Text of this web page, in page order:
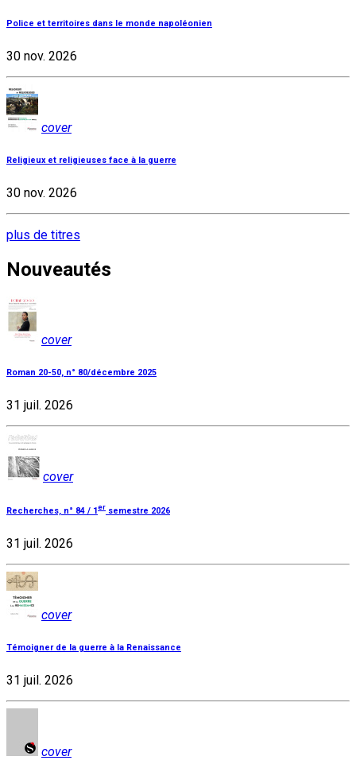
Police et territoires dans le monde napoléonien
30 nov. 2026
cover
Religieux et religieuses face à la guerre
30 nov. 2026
plus de titres
Nouveautés
cover
Roman 20-50, n° 80/décembre 2025
31 juil. 2026
cover
Recherches, n° 84 / 1 er semestre 2026
31 juil. 2026
cover
Témoigner de la guerre à la Renaissance
31 juil. 2026
cover